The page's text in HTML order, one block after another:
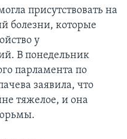
присутствовать на
болезни, которые
у
В понедельник
парламента по
заявила, что
тяжелое, и она